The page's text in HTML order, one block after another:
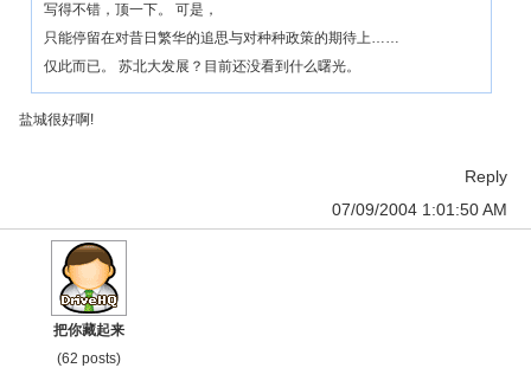
写得不错，顶一下。 可是，
只能停留在对昔日繁华的追思与对种种政策的期待上……
仅此而已。 苏北大发展？目前还没看到什么曙光。
盐城很好啊!
Reply
07/09/2004 1:01:50 AM
把你藏起来
(62 posts)